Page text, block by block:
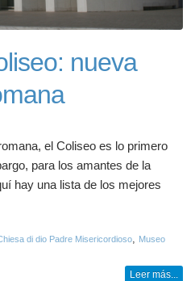
nueva
el Coliseo es lo primero
para los amantes de la
hay una lista de los mejores
di dio Padre Misericordioso
Museo
Leer más...